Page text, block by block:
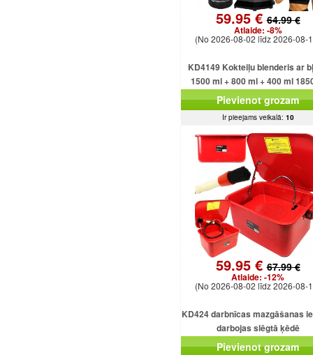
59.95 €64.99 €
Atlaide: -8%
(No 2026-08-02 līdz 2026-08-
KD4149 Kokteiļu blenderis ar
1500 ml + 800 ml + 400 ml
Pievienot grozam
Ir pieejams veikalā: 10
59.95 €67.99 €
Atlaide: -12%
(No 2026-08-02 līdz 2026-08-
KD424 darbnīcas mazgāšanas
darbojas slēgtā ķēdē
Pievienot grozam